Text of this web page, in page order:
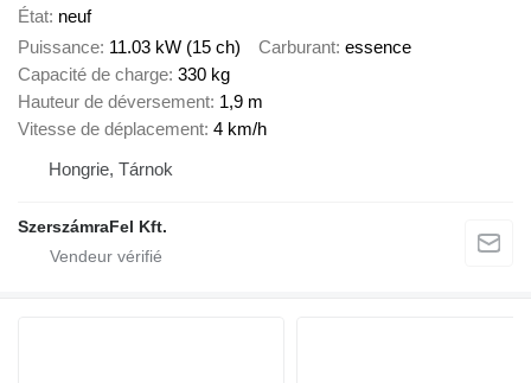
État neuf
Puissance 11.03 kW (15 ch) Carburant essence
Capacité de charge 330 kg
Hauteur de déversement 1,9 m
Vitesse de déplacement 4 km/h
Hongrie, Tárnok
SzerszámraFel Kft.